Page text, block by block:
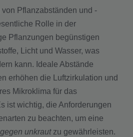
Pflanzabständen und -
Rolle in der
Pflanzungen begünstigen
Licht und Wasser, was
kann. Ideale Abstände
erhöhen die Luftzirkulation und
Mikroklima für das
ist wichtig, die Anforderungen
zu beachten, um eine
unkrautzu gewährleisten.